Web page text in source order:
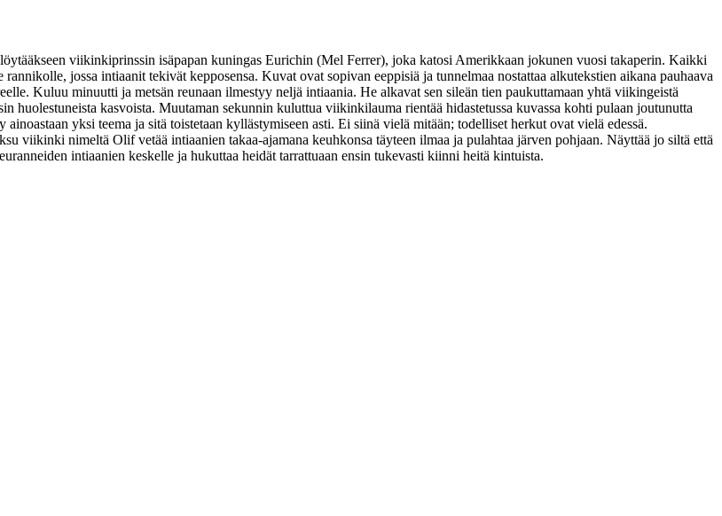
viikinkiprinssin isäpapan kuningas Eurichin (Mel Ferrer), joka katosi Amerikkaan jokunen vuosi takaperin. Kaikki
jossa intiaanit tekivät kepposensa. Kuvat ovat sopivan eeppisiä ja tunnelmaa nostattaa alkutekstien aikana pauhaava
Kuluu minuutti ja metsän reunaan ilmestyy neljä intiaania. He alkavat sen sileän tien paukuttamaan yhtä viikingeistä
huolestuneista kasvoista. Muutaman sekunnin kuluttua viikinkilauma rientää hidastetussa kuvassa kohti pulaan joutunutta
yksi teema ja sitä toistetaan kyllästymiseen asti. Ei siinä vielä mitään; todelliset herkut ovat vielä edessä.
viikinki nimeltä Olif vetää intiaanien takaa-ajamana keuhkonsa täyteen ilmaa ja pulahtaa järven pohjaan. Näyttää jo siltä että
intiaanien keskelle ja hukuttaa heidät tarrattuaan ensin tukevasti kiinni heitä kintuista.